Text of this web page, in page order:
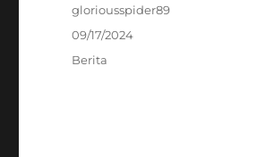
Author
gloriousspider89
Posted
09/17/2024
Categories
Berita